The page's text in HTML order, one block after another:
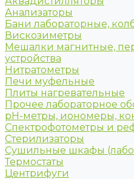
Анализаторы
Бани лабораторные,
Вискозиметры
Мешалки магнитные,
устройства
Нитратометры
Печи муфельные
Плиты нагревательные
Прочее лабораторное
рН-метры, иономеры,
Спектрофотометры и
Стерилизаторы
Сушильные шкафы
Термостаты
Центрифуги